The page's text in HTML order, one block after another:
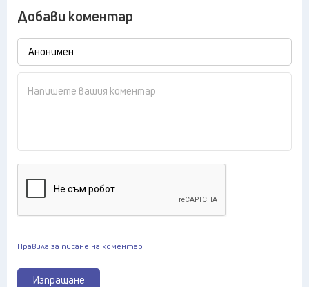
Добави коментар
Изпращане
Правила за писане на коментар